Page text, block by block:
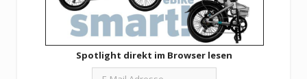
Spotlight direkt im Browser lesen